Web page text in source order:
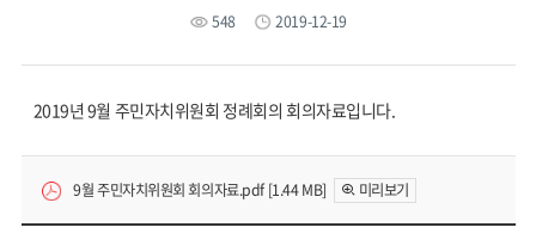
548 2019-12-19
2019년 9월 주민자치위원회 정례회의 회의자료입니다.
9월 주민자치위원회 회의자료.pdf [1.44 MB] 미리보기